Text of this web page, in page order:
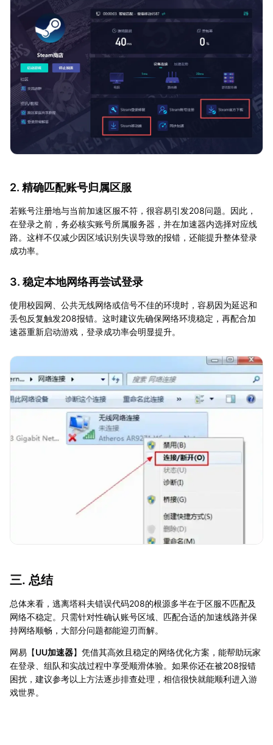
2. 精确匹配账号归属区服
若账号注册地与当前加速区服不符，很容易引发208问题。因此，
在登录之前，务必核实账号所属服务器，并在加速器内选择对应线
路。这样不仅减少因区域识别失误导致的报错，还能提升整体登录
成功率。
3. 稳定本地网络再尝试登录
使用校园网、公共无线网络或信号不佳的环境时，容易因为延迟和
丢包反复触发208报错。这时建议先确保网络环境稳定，再配合加
速器重新启动游戏，登录成功率会明显提升。
三. 总结
总体来看，逃离塔科夫错误代码208的根源多半在于区服不匹配及
网络不稳定。只需针对性确认账号区域、匹配合适的加速线路并保
持网络顺畅，大部分问题都能迎刃而解。
网易【UU加速器】凭借其高效且稳定的网络优化方案，能帮助玩家
在登录、组队和实战过程中享受顺滑体验。如果你还在被208报错
困扰，建议参考以上方法逐步排查处理，相信很快就能顺利进入游
戏世界。